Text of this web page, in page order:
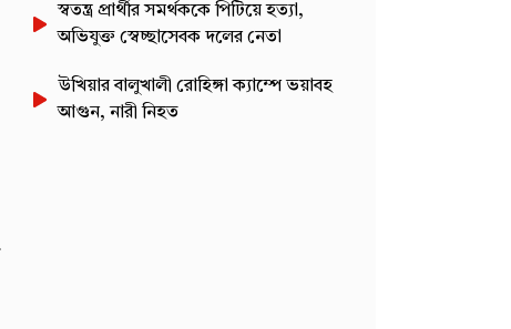
স্বতন্ত্র প্রার্থীর সমর্থককে পিটিয়ে হত্যা,
অভিযুক্ত স্বেচ্ছাসেবক দলের নেতা
উখিয়ার বালুখালী রোহিঙ্গা ক্যাম্পে ভয়াবহ
আগুন, নারী নিহত